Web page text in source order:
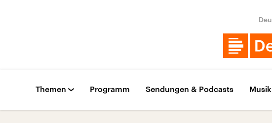
Themen Programm Sendungen & Podcasts